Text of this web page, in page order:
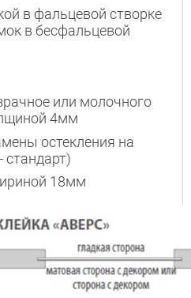
в фальцевой створке
в бесфальцевой
или молочного
4мм
остекления на
18мм